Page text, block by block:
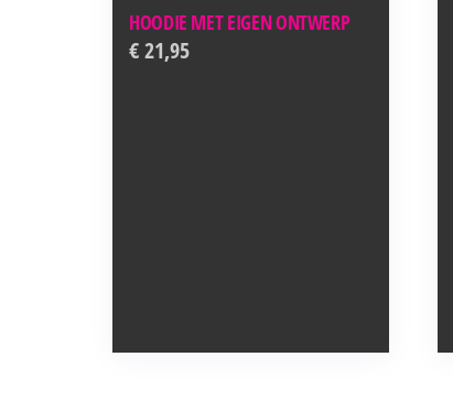
HOODIE MET EIGEN ONTWERP
€21,95